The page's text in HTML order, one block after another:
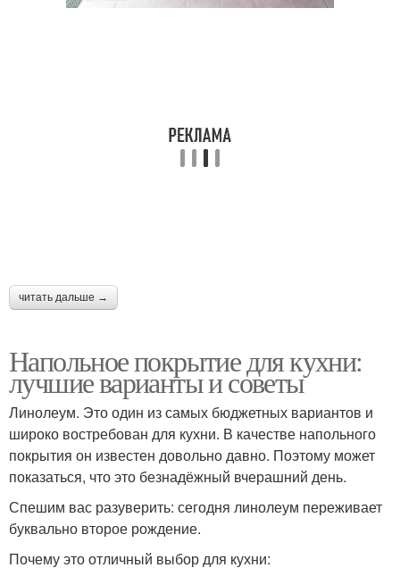
читать дальше →
Напольное покрытие для кухни:
лучшие варианты и советы
Линолеум. Это один из самых бюджетных вариантов и
широко востребован для кухни. В качестве напольного
покрытия он известен довольно давно. Поэтому может
показаться, что это безнадёжный вчерашний день.
Спешим вас разуверить: сегодня линолеум переживает
буквально второе рождение.
Почему это отличный выбор для кухни: